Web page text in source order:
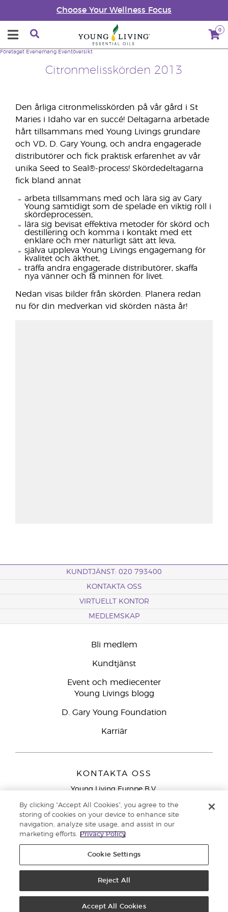
Choose Your Wellness Focus
0
Citronmelisskörden 2013
Företaget Evenemang Eventöversikt
Den årliga citronmelisskörden på vår gård i St
Maries i Idaho var en succé! Deltagarna arbetade
hårt tillsammans med Young Livings grundare
och VD, D. Gary Young, och andra engagerade
distributörer och fick praktisk erfarenhet av vår
unika Seed to Seal®-process! Skördedeltagarna
fick bland annat
arbeta tillsammans med och lära sig av Gary
Young samtidigt som de spelade en viktig roll i
skördeprocessen,
lära sig bevisat effektiva metoder för skörd och
destillering och komma i kontakt med ett
enklare och mer naturligt sätt att leva,
själva uppleva Young Livings engagemang för
kvalitet och äkthet,
träffa andra engagerade distributörer, skaffa
nya vänner och få minnen för livet.
Nedan visas bilder från skörden. Planera redan
nu för din medverkan vid skörden nästa år!
KUNDTJÄNST: 020 793400
KONTAKTA OSS
VIRTUELLT KONTOR
MEDLEMSKAP
Bli medlem
Kundtjänst
Event och mediecenter
Young Livings blogg
D. Gary Young Foundation
Karriär
KONTAKTA OSS
Young Living Europe B.V.
9727 AJ Groningen
Nederländerna
Kundtjänst – Avgiftsfritt lokalsamtal (ej från
mobiltelefon):020 793400
Sekretess
By clicking “Accept All Cookies”, you agree to the
storing of cookies on your device to enhance site
navigation, analyze site usage, and assist in our
marketing efforts.
Privacy Policy
Cookie Settings
Reject All
Accept All Cookies